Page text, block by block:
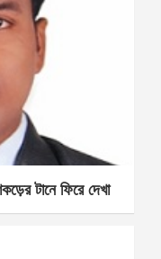
টানে ফিরে দেখা